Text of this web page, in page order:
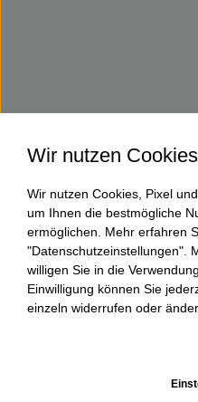
Wir nutzen
Wir nutzen Cookies, Pixel
um Ihnen die bestmögliche
ermöglichen. Mehr erfahren
"Datenschutzeinstellungen".
willigen Sie in die
Einwilligung können Sie
einzeln widerrufen oder